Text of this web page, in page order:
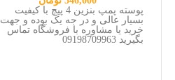
پوسته پمپ بنزین 4 پیچ با کیفیت
بسیار عالی و در جه یک بوده و جهت
خرید یا مشاوره با فروشگاه تماس
بگیرید 09198709963